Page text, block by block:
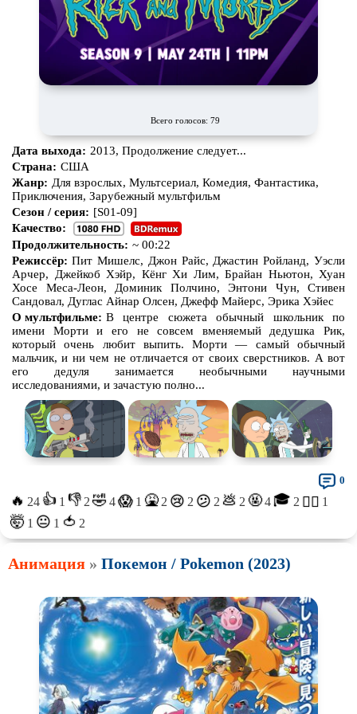
CAMRip
Всего голосов: 79
Дата выхода: 2013, Продолжение следует...
Страна: США
Жанр: Для взрослых, Мультсериал, Комедия, Фантастика,
Приключения, Зарубежный мультфильм
Сезон / серия: [S01-09]
Качество:
Продолжительность: ~ 00:22
Режиссёр: Пит Мишелс, Джон Райс, Джастин Ройланд, Уэсли
Арчер, Джейкоб Хэйр, Кёнг Хи Лим, Брайан Ньютон, Хуан
Хосе Меса-Леон, Доминик Полчино, Энтони Чун, Стивен
Сандовал, Дуглас Айнар Олсен, Джефф Майерс, Эрика Хэйес
О мультфильме: В центре сюжета обычный школьник по
имени Морти и его не совсем вменяемый дедушка Рик,
который очень любит выпить. Морти — самый обычный
мальчик, и ни чем не отличается от своих сверстников. А вот
его дедуля занимается необычными научными
исследованиями, и зачастую полно...
🔥 24 👍 1 👎2🤣 4😱 1 🤮2 😢 2 😕 2 💩 2 🤬4 🎓 2 😵‍💫 1
🤯 1 😐 1 🍅 2
0
Анимация » Покемон / Pokemon (2023)